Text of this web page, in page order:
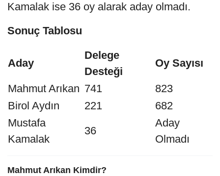
Kamalak ise 36 oy alarak aday olmadı.
Sonuç Tablosu
Aday
Delege
Desteği
Oy Sayısı
Mahmut Arıkan 741
823
Birol Aydın
221
682
Mustafa
Kamalak
36
Aday
Olmadı
Mahmut Arıkan Kimdir?